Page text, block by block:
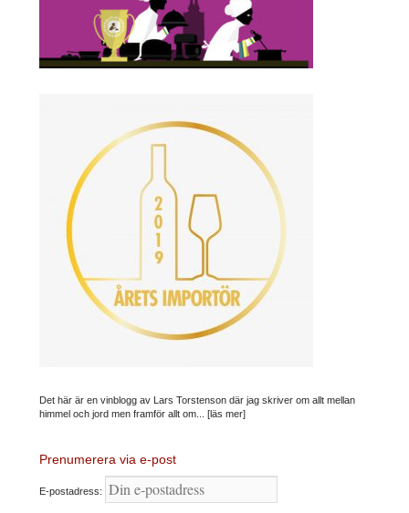
Det här är en vinblogg av Lars Torstenson där jag skriver om allt mellan
himmel och jord men framför allt om... [läs mer]
Prenumerera via e-post
E-postadress: